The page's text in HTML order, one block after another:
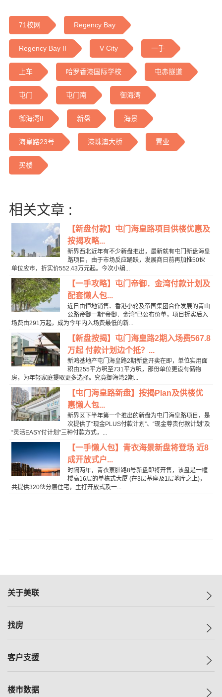
71校网 Regency Bay
Regency Bay II V City 一手
上车 哈罗香港国际学校 屯赤隧道
屯门 屯门南 御海湾
御海湾II 新盘 海景
海皇路23号 港珠澳大桥 置业
买楼
相关文章 :
【新盘付款】屯门海皇路项目供楼优惠及
按揭攻略...
新界西北近年有不少新盘推出，最新就有屯门新盘海皇
路项目，由于市场反应踊跃，发展商日前再加推50伙
单位应市，折实价552.43万元起。今次小编...
【一手攻略】屯门帝御．金湾付款计划及
配套懒人包...
近日由恒地销售、香港小轮及帝国集团合作发展的青山
公路帝御一期“帝御．金湾”已公布价单，项目折实后入
场费由291万起，成为今年内入场费最低的新...
【新盘按揭】屯门海皇路2期入场费567.8
万起 付款计划边个抵？...
新鸿基地产屯门海皇路2期新盘开卖在即，单位实用面
积由255平方呎至731平方呎，部份单位更设有储物
房，为年轻家庭提取更多选择。究竟御海湾2期...
【屯门海皇路新盘】按揭Plan及供楼优
惠懒人包...
新界区下半年第一个推出的新盘为屯门海皇路项目，是
次提供了“现金PLUS付款计划”、“现金尊贵付款计划”及
“灵活EASY付计划”三种付款方式，...
【一手懒人包】青衣海景新盘将登场 近8
成开放式户...
时隔两年，青衣寮肚路8号新盘即将开售，该盘是一幢
楼高16层的单栋式大厦 (在3层基座及1层地库之上)，
共提供320伙分层住宅，主打开放式及一...
关于美联
美联集团
人才招募
找房
一手新房
客户支援
自助放盘
楼市数据